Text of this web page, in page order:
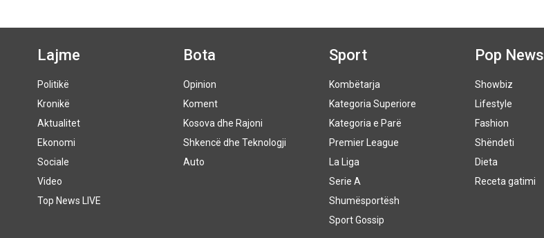
Lajme
Politikë
Kronikë
Aktualitet
Ekonomi
Sociale
Video
Top News LIVE
Bota
Opinion
Koment
Kosova dhe Rajoni
Shkencë dhe Teknologji
Auto
Sport
Kombëtarja
Kategoria Superiore
Kategoria e Parë
Premier League
La Liga
Serie A
Shumësportësh
Sport Gossip
Pop News
Showbiz
Lifestyle
Fashion
Shëndeti
Dieta
Receta gatimi